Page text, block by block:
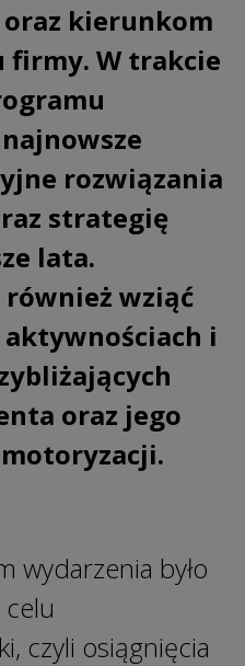
kierunkom
firmy. W trakcie
rozwiązania
strategię
lata.
wziąć
aktywnościach i
oraz jego
wydarzenia było
czyli osiągnięcia